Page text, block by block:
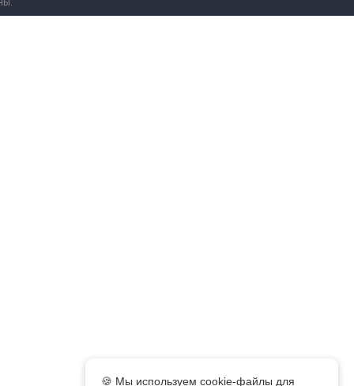
🍪 Мы используем cookie-файлы для